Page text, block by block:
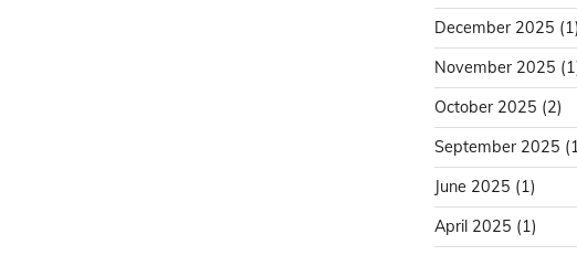
December 2025 (1)
November 2025
October 2025 (2)
September 2025
June 2025 (1)
April 2025 (1)